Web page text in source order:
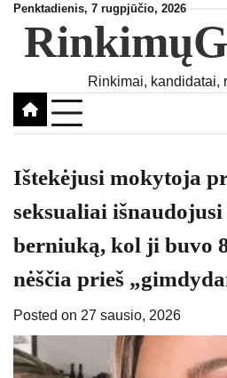
Skip
content
Penktadienis, 7 rugpjūčio, 2026
Rinkimai, kandidatai,
Ištekėjusi mokytoja
seksualiai
berniuką, kol ji buvo
nėščia prieš
Posted on 27 sausio, 2026